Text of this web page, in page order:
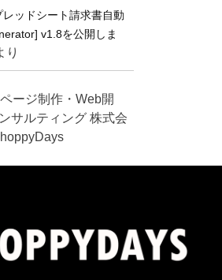
レッドシート請求書自動
v1.8を公開しま
り
ージ制作・Web開
サルティング 株式会